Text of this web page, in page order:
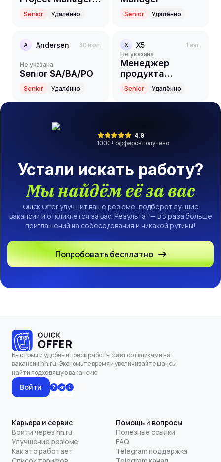
(Автор и
преподаватель
Senior Удалённо Senior Удалённо
A Andersen 30 июл.
Не указана
Senior SA/BA/PO
Senior Удалённо
X X5 1 авг.
Не указана
Менеджер
продукта
(Кампейнер и
Senior Удалённо
4.9
1000+ офферов получено
Устали искать работу?
Мы найдём её за вас
Quick Offer улучшит ваше резюме, подберёт лучшие
вакансии и откликнется за вас. Результат — в 3 раза больше
приглашений на собеседования и никакой рутины!
Попробовать бесплатно
Быстрый и удобный поиск работы с автооткликами на
вакансии hh.ru. Экономьте время и увеличивайте шансы
найти подходящую вакансию.
Войти
Карьера и сервис
Войти через hh.ru
Улучшение резюме
Как это работает
Помощь и вопросы
Полезные ссылки
FAQ
Telegram поддержка